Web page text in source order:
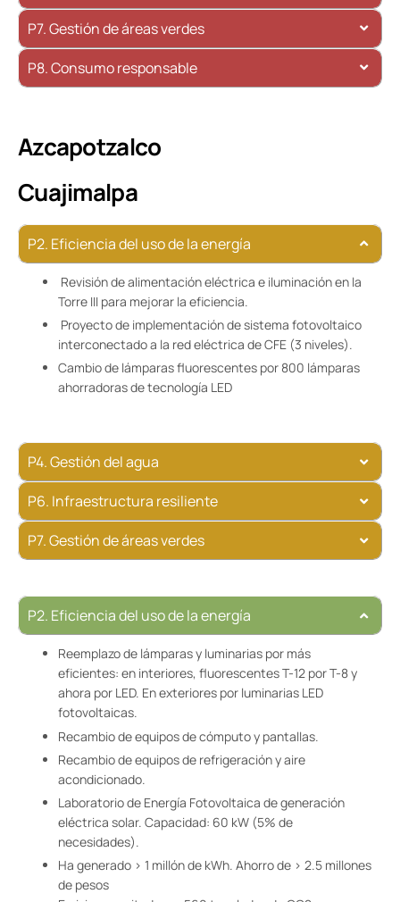
P7. Gestión de áreas verdes
P8. Consumo responsable
Azcapotzalco
Cuajimalpa
P2. Eficiencia del uso de la energía
Revisión de alimentación eléctrica e iluminación en la
Torre III para mejorar la eficiencia.
Proyecto de implementación de sistema fotovoltaico
interconectado a la red eléctrica de CFE (3 niveles).
Cambio de lámparas fluorescentes por 800 lámparas
ahorradoras de tecnología LED
P4. Gestión del agua
P6. Infraestructura resiliente
P7. Gestión de áreas verdes
P2. Eficiencia del uso de la energía
Reemplazo de lámparas y luminarias por más
eficientes: en interiores, fluorescentes T-12 por T-8 y
ahora por LED. En exteriores por luminarias LED
fotovoltaicas.
Recambio de equipos de cómputo y pantallas.
Recambio de equipos de refrigeración y aire
acondicionado.
Laboratorio de Energía Fotovoltaica de generación
eléctrica solar. Capacidad: 60 kW (5% de
necesidades).
Ha generado > 1 millón de kWh. Ahorro de > 2.5 millones
de pesos